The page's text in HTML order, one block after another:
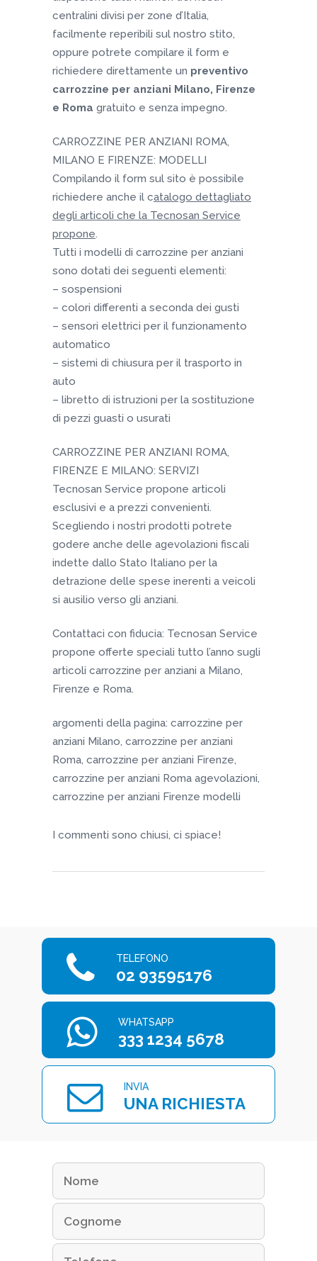
centralini divisi per zone d’Italia,
facilmente reperibili sul nostro stito,
oppure potrete compilare il form e
richiedere direttamente un preventivo
carrozzine per anziani Milano, Firenze
e Roma gratuito e senza impegno.
CARROZZINE PER ANZIANI ROMA,
MILANO E FIRENZE: MODELLI
Compilando il form sul sito è possibile
richiedere anche il catalogo dettagliato
degli articoli che la Tecnosan Service
propone.
Tutti i modelli di carrozzine per anziani
sono dotati dei seguenti elementi:
– sospensioni
– colori differenti a seconda dei gusti
– sensori elettrici per il funzionamento
automatico
– sistemi di chiusura per il trasporto in
auto
– libretto di istruzioni per la sostituzione
di pezzi guasti o usurati
CARROZZINE PER ANZIANI ROMA,
FIRENZE E MILANO: SERVIZI
Tecnosan Service propone articoli
esclusivi e a prezzi convenienti.
Scegliendo i nostri prodotti potrete
godere anche delle agevolazioni fiscali
indette dallo Stato Italiano per la
detrazione delle spese inerenti a veicoli
si ausilio verso gli anziani.
Contattaci con fiducia: Tecnosan Service
propone offerte speciali tutto l’anno sugli
articoli carrozzine per anziani a Milano,
Firenze e Roma.
argomenti della pagina: carrozzine per
anziani Milano, carrozzine per anziani
Roma, carrozzine per anziani Firenze,
carrozzine per anziani Roma agevolazioni,
carrozzine per anziani Firenze modelli
I commenti sono chiusi, ci spiace!
TELEFONO
02 93595176
WHATSAPP
333 1234 5678
INVIA
UNA RICHIESTA